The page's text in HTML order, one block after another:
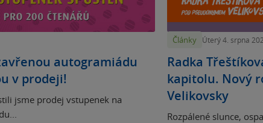
autogramiádu
v prodeji!
jsme prodej vstupenek na
Články Úterý 4. srpna
Radka
kapitolu. Nový
Velikovsky
Rozpálené slunce,